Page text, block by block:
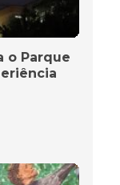
o Parque